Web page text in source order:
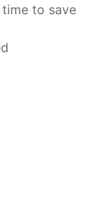
to save